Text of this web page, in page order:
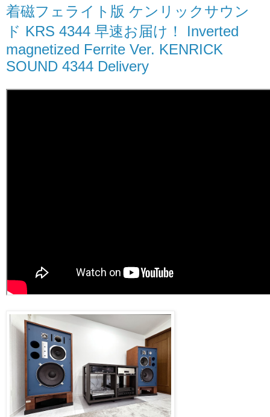
着磁フェライト版 ケンリックサウン
ド KRS 4344 早速お届け！ Inverted
magnetized Ferrite Ver. KENRICK
SOUND 4344 Delivery